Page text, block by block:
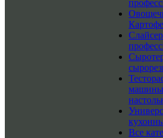
машины
Все